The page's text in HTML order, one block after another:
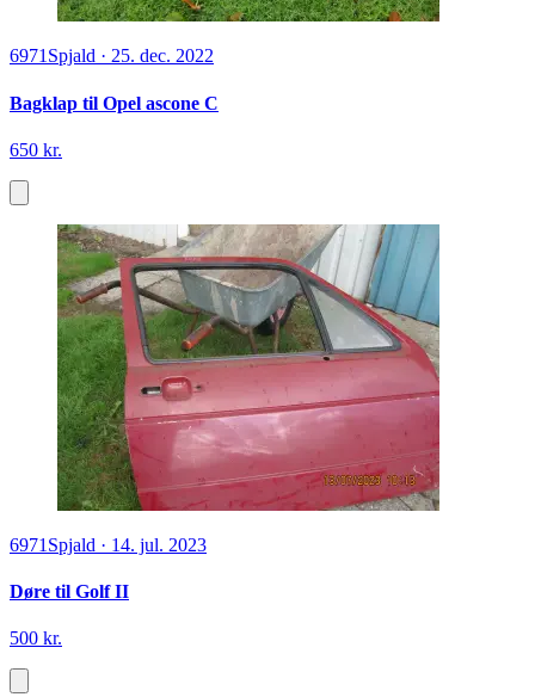
6971 Spjald · 25. dec. 2022
Bagklap til Opel ascone C
650 kr.
6971 Spjald · 14. jul. 2023
Døre til Golf II
500 kr.